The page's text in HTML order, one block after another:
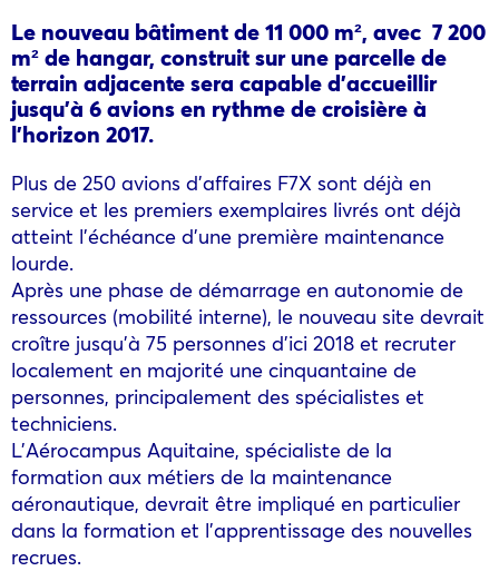
Le nouveau bâtiment de 11 000 m², avec 7 200
m² de hangar, construit sur une parcelle de
terrain adjacente sera capable d’accueillir
jusqu’à 6 avions en rythme de croisière à
l’horizon 2017.
Plus de 250 avions d’affaires F7X sont déjà en
service et les premiers exemplaires livrés ont déjà
atteint l’échéance d’une première maintenance
lourde.
Après une phase de démarrage en autonomie de
ressources (mobilité interne), le nouveau site devrait
croître jusqu’à 75 personnes d’ici 2018 et recruter
localement en majorité une cinquantaine de
personnes, principalement des spécialistes et
techniciens.
L’Aérocampus Aquitaine, spécialiste de la
formation aux métiers de la maintenance
aéronautique, devrait être impliqué en particulier
dans la formation et l’apprentissage des nouvelles
recrues.